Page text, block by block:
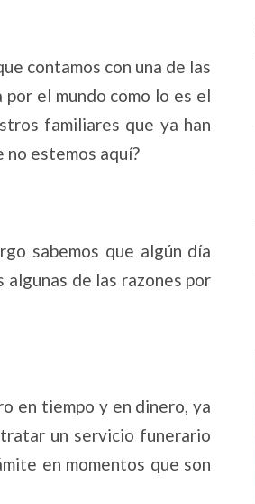
contamos con una de las
el mundo como lo es el
familiares que ya han
no estemos aquí?
sabemos que algún día
de las razones por
en tiempo y en dinero, ya
un servicio funerario
en momentos que son